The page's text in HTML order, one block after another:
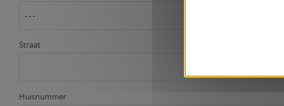
- - -
Straat
Huisnummer